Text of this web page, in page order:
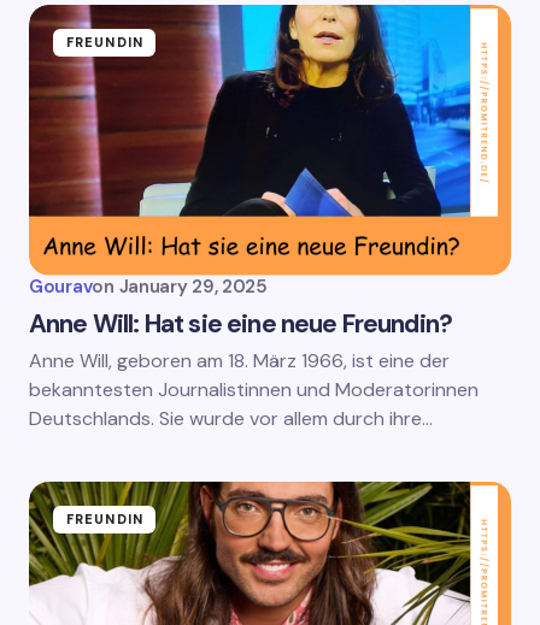
FREUNDIN
Gouravon January 29, 2025
Anne Will: Hat sie eine neue Freundin?
Anne Will, geboren am 18. März 1966, ist eine der
bekanntesten Journalistinnen und Moderatorinnen
Deutschlands. Sie wurde vor allem durch ihre…
FREUNDIN